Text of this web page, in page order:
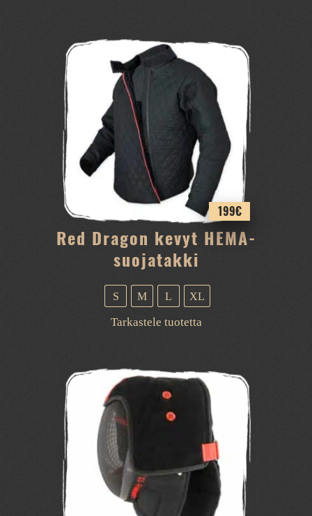
useampi
muunnelma.
Voit
tehdä
valinnat
tuotteen
sivulla.
Red Dragon kevyt HEMA-
suojatakki
199€
S M L XL
Tarkastele tuotettaTällä
useampi
muunnelma.
Voit
tehdä
valinnat
tuotteen
sivulla.